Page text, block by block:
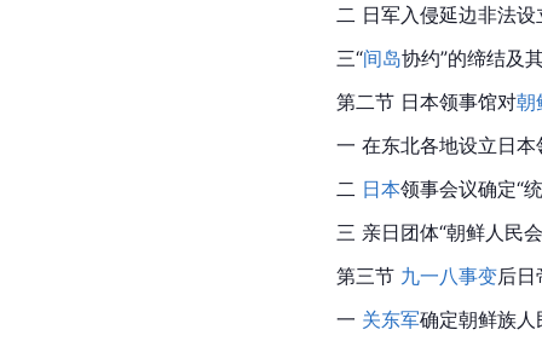
二 日军入侵延边非法设
三“间岛协约”的缔结及
第二节 日本领事馆对朝
一 在东北各地设立日本
二 日本领事会议确定“
三 亲日团体“朝鲜人民
第三节 九一八事变后
一 关东军确定朝鲜族人